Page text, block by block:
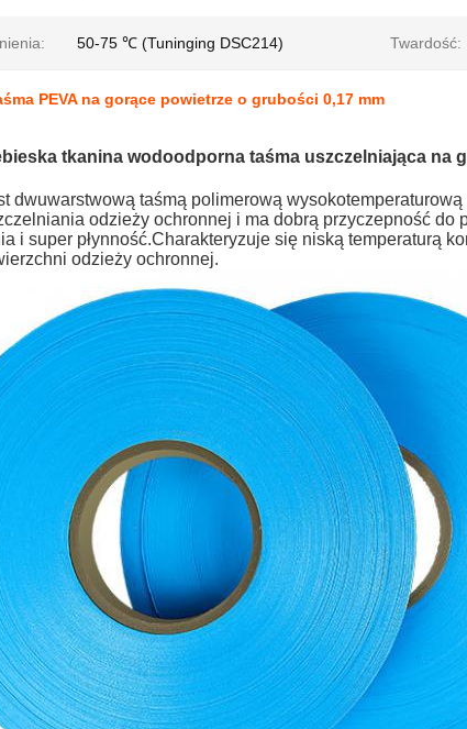
50-75 ℃ (Tuninging DSC214) Twardość:
PEVA na gorące powietrze o grubości 0,17 mm
tkanina wodoodporna taśma uszczelniająca na
dwuwarstwową taśmą polimerową
odzieży ochronnej i ma dobrą przyczepność
i super płynność.Charakteryzuje się niską temperaturą
odzieży ochronnej.